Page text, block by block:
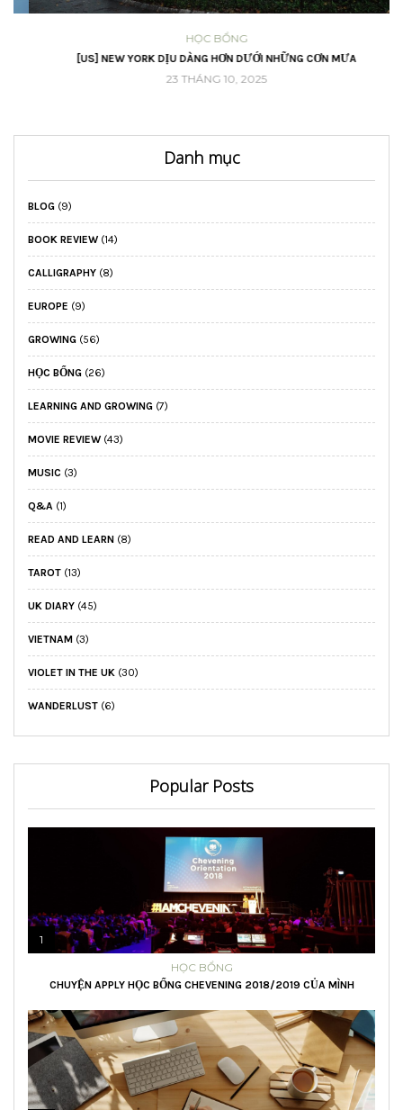
HỌC BỔNG
[US] NEW YORK DỊU DÀNG HƠN DƯỚI NHỮNG CƠN MƯA
23 THÁNG 10, 2025
Danh mục
BLOG (9)
BOOK REVIEW (14)
CALLIGRAPHY (8)
EUROPE (9)
GROWING (56)
HỌC BỔNG (26)
LEARNING AND GROWING (7)
MOVIE REVIEW (43)
MUSIC (3)
Q&A (1)
READ AND LEARN (8)
TAROT (13)
UK DIARY (45)
VIETNAM (3)
VIOLET IN THE UK (30)
WANDERLUST (6)
Popular Posts
1
HỌC BỔNG
CHUYỆN APPLY HỌC BỔNG CHEVENING 2018/2019 CỦA MÌNH